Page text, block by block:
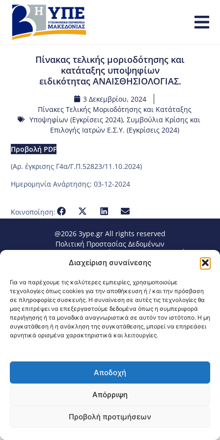
Διαχείριση συναίνεσης
Για να παρέχουμε τις καλύτερες εμπειρίες, χρησιμοποιούμε
τεχνολογίες όπως cookies για την αποθήκευση ή / και την πρόσβαση
σε πληροφορίες συσκευής. Η συναίνεση σε αυτές τις τεχνολογίες θα
μας επιτρέψει να επεξεργαστούμε δεδομένα όπως η συμπεριφορά
περιήγησης ή τα μοναδικά αναγνωριστικά σε αυτόν τον ιστότοπο. Η μη
συγκατάθεση ή η ανάκληση της συγκατάθεσης, μπορεί να επηρεάσει
αρνητικά ορισμένα χαρακτηριστικά και λειτουργίες.
Αποδοχή
Απόρριψη
Προβολή προτιμήσεων
Πίνακας τελικής μοριοδότησης και
κατάταξης υποψηφίων
ειδικότητας ΑΝΑΙΣΘΗΣΙΟΛΟΓΙΑΣ.
3 Δεκεμβρίου, 2024
Πίνακες Τελικής Μοριοδότησης και Κατάταξης
Υποψηφίων (Εγκρίσεις 2024), Συμβούλια Κρίσης και
Επιλογής Ιατρών Ε.Σ.Υ. (Εγκρίσεις 2024)
Προβολή PDF
(Aρ. έγκρισης Γ4α/Γ.Π.52823/11.10.2024)
Ημερομηνία Ανάρτησης: 03-12-2024
Κοινοποίηση:
@2026 3ype.gr All rights reserved
Πολιτική Προστασίας Δεδομένων
email: 3ype@3ype.gr